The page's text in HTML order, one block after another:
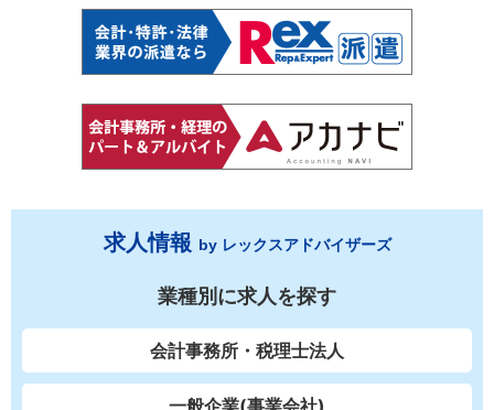
求人情報 by レックスアドバイザーズ
業種別に求人を探す
会計事務所・税理士法人